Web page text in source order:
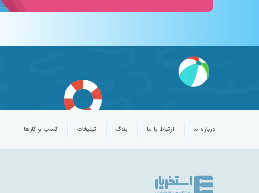
جکوزی نمک
درباره ما ارتباط با ما بلاگ تبلیغات کسب و کارها